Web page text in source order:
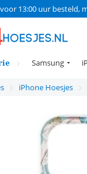
13:00 uur besteld,
Samsung
iPhone Hoesjes